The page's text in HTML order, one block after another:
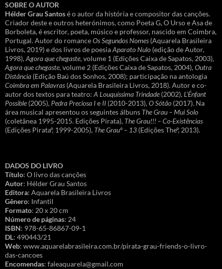
SOBRE O AUTOR
Hélder Grau Santosé o autor da história e compositor das canções.
Criador deste e outros heterónimos, como Poeta G, O Urso e Asa de
Borboleta, é escritor, poeta, músico e professor, nascido em Coimbra,
Portugal. Autor do romanceOs Segundos Nomes (Aquarela Brasileira
Livros, 2019) e dos livros de poesiaAparato Nulo (edição de Autor,
1998),Agora que chegaste, volume 1 (Edições Caixa de Sapatos, 2003),
Agora que chegaste, volume 2 (Edições Caixa de Sapatos, 2004),Outra
Distância (Edição Baú dos Sonhos, 2008); participação na antologia
Coimbra em Palavras (Aquarela Brasileira Livros, 2018). Autor e co-
autor dos textos para teatro: A Louquíssima Trindade (2002),L’Énfant
Possible (2005), Pedra Preciosa Ie II (2010-2013),O Sótão (2017). Na
área musical apresentou os seguintes álbuns The Grau – Mui Solo
(coletânea 1995-2015. Edições Pirata), The Grau!!! – Co-Existências
(Edições Pirataº, 1999-2005), The Grauº – 13 (Edições Theº, 2013).
DADOS DO LIVRO
Título: O livro das canções
Autor: Hélder Grau Santos
Editora: Aquarela Brasileira Livros
Gênero: Infantil
Formato: 20 x 20 cm
Número de páginas: 24
ISBN: 978-65-86867-09-1
DL: 490443/21
Web: www.aquarelabrasileira.com.br/pirata-grau-friends-o-livro-
das-cancoes
Encomendas: faleaquarela@gmail.com